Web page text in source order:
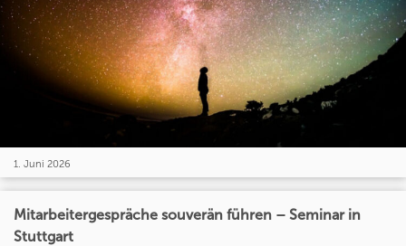
1. Juni 2026
Mitarbeitergespräche souverän führen – Seminar in
Stuttgart